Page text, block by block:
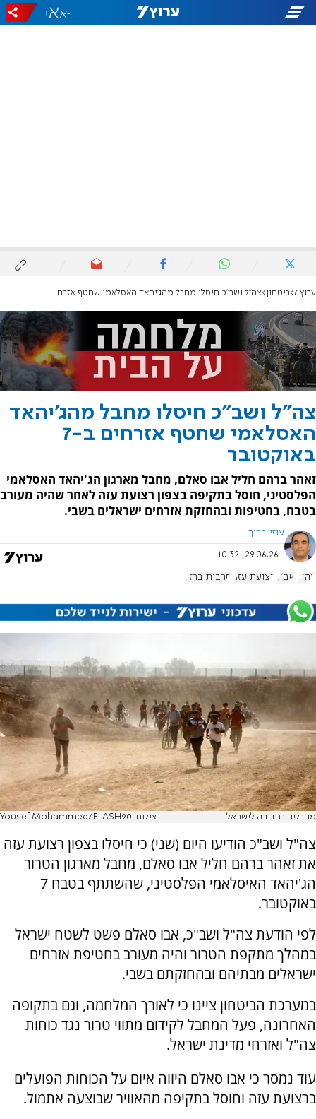
-
+
ערוץ 7 ביטחון צה"ל ושב"כ חיסלו מחבל מהג'יהאד האסלאמי שחטף אזרחים ב-7 באוקטובר
צה"ל ושב"כ חיסלו מחבל מהג'יהאד
האסלאמי שחטף אזרחים ב-7
באוקטובר
זאהר ברהם חליל אבו סאלם, מחבל מארגון הג'יהאד האסלאמי
הפלסטיני, חוסל בתקיפה בצפון רצועת עזה לאחר שהיה מעורב
בטבח, בחטיפות ובהחזקת אזרחים ישראלים בשבי.
עוזי ברוך
29.06.26, 10:32
צה"ל שב"כ רצועת עזה חרבות ברזל
מחבלים בחדירה לישראל צילום: Yousef Mohammed/FLASH90
צה"ל ושב"כ הודיעו היום (שני) כי חיסלו בצפון רצועת עזה
את זאהר ברהם חליל אבו סאלם, מחבל מארגון הטרור
הג'יהאד האיסלאמי הפלסטיני, שהשתתף בטבח 7
באוקטובר.
לפי הודעת צה"ל ושב"כ, אבו סאלם פשט לשטח ישראל
במהלך מתקפת הטרור והיה מעורב בחטיפת אזרחים
ישראלים מבתיהם ובהחזקתם בשבי.
במערכת הביטחון ציינו כי לאורך המלחמה, וגם בתקופה
האחרונה, פעל המחבל לקידום מתווי טרור נגד כוחות
צה"ל ואזרחי מדינת ישראל.
עוד נמסר כי אבו סאלם היווה איום על הכוחות הפועלים
ברצועת עזה וחוסל בתקיפה מהאוויר שבוצעה אתמול.